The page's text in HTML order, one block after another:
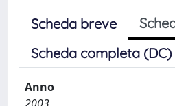
Scheda breve
Scheda completa (DC)
Anno